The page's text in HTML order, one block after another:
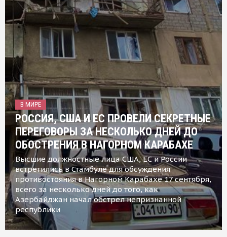
В МИРЕ
РОССИЯ, США И ЕС ПРОВЕЛИ СЕКРЕТНЫЕ
ПЕРЕГОВОРЫ ЗА НЕСКОЛЬКО ДНЕЙ ДО
ОБОСТРЕНИЯ В НАГОРНОМ КАРАБАХЕ
Высшие должностные лица США, ЕС и России
встретились в Стамбуле для обсуждения
противостояния в Нагорном Карабахе 17 сентября,
всего за несколько дней до того, как
Азербайджан начал обстрел непризнанной
республики